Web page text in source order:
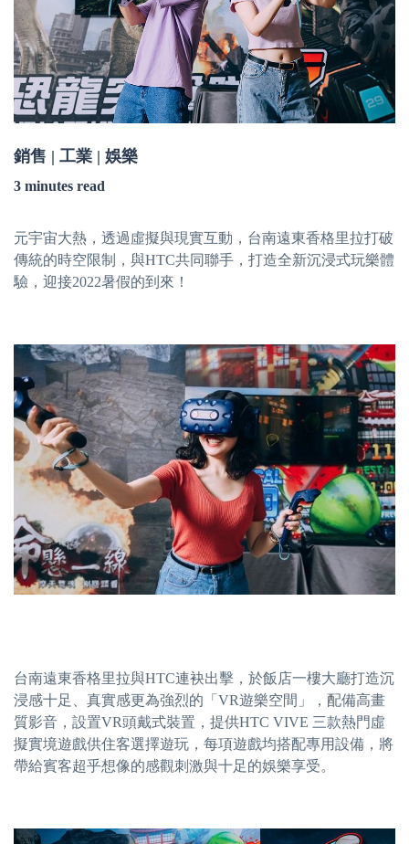
銷售 | 工業 | 娛樂
3 minutes read
元宇宙大熱，透過虛擬與現實互動，台南遠東香格里拉打破
傳統的時空限制，與HTC共同聯手，打造全新沉浸式玩樂體
驗，迎接2022暑假的到來！
台南遠東香格里拉與HTC連袂出擊，於飯店一樓大廳打造沉
浸感十足、真實感更為強烈的「VR遊樂空間」，配備高畫
質影音，設置VR頭戴式裝置，提供HTC VIVE 三款熱門虛
擬實境遊戲供住客選擇遊玩，每項遊戲均搭配專用設備，將
帶給賓客超乎想像的感觀刺激與十足的娛樂享受。